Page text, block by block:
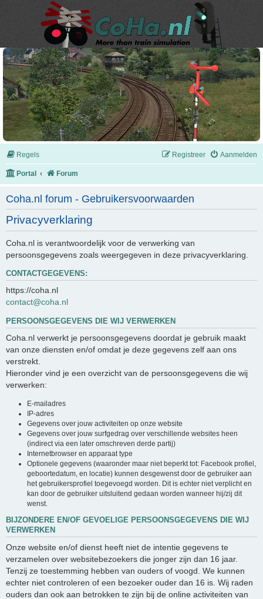
Regels Aanmelden
Registreer
Portal Forum
Coha.nl forum - Gebruikersvoorwaarden
Privacyverklaring
Coha.nl is verantwoordelijk voor de verwerking van
persoonsgegevens zoals weergegeven in deze privacyverklaring.
CONTACTGEGEVENS:
https://coha.nl
contact@coha.nl
PERSOONSGEGEVENS DIE WIJ VERWERKEN
Coha.nl verwerkt je persoonsgegevens doordat je gebruik maakt
van onze diensten en/of omdat je deze gegevens zelf aan ons
verstrekt.
Hieronder vind je een overzicht van de persoonsgegevens die wij
verwerken:
E-mailadres
IP-adres
Gegevens over jouw activiteiten op onze website
Gegevens over jouw surfgedrag over verschillende websites heen
(indirect via een later omschreven derde partij)
Internetbrowser en apparaat type
Optionele gegevens (waaronder maar niet beperkt tot: Facebook profiel,
geboortedatum, en locatie) kunnen desgewenst door de gebruiker aan
het gebruikersprofiel toegevoegd worden. Dit is echter niet verplicht en
kan door de gebruiker uitsluitend gedaan worden wanneer hij/zij dit
wenst.
BIJZONDERE EN/OF GEVOELIGE PERSOONSGEGEVENS DIE WIJ
VERWERKEN
Onze website en/of dienst heeft niet de intentie gegevens te
verzamelen over websitebezoekers die jonger zijn dan 16 jaar.
Tenzij ze toestemming hebben van ouders of voogd. We kunnen
echter niet controleren of een bezoeker ouder dan 16 is. Wij raden
ouders dan ook aan betrokken te zijn bij de online activiteiten van